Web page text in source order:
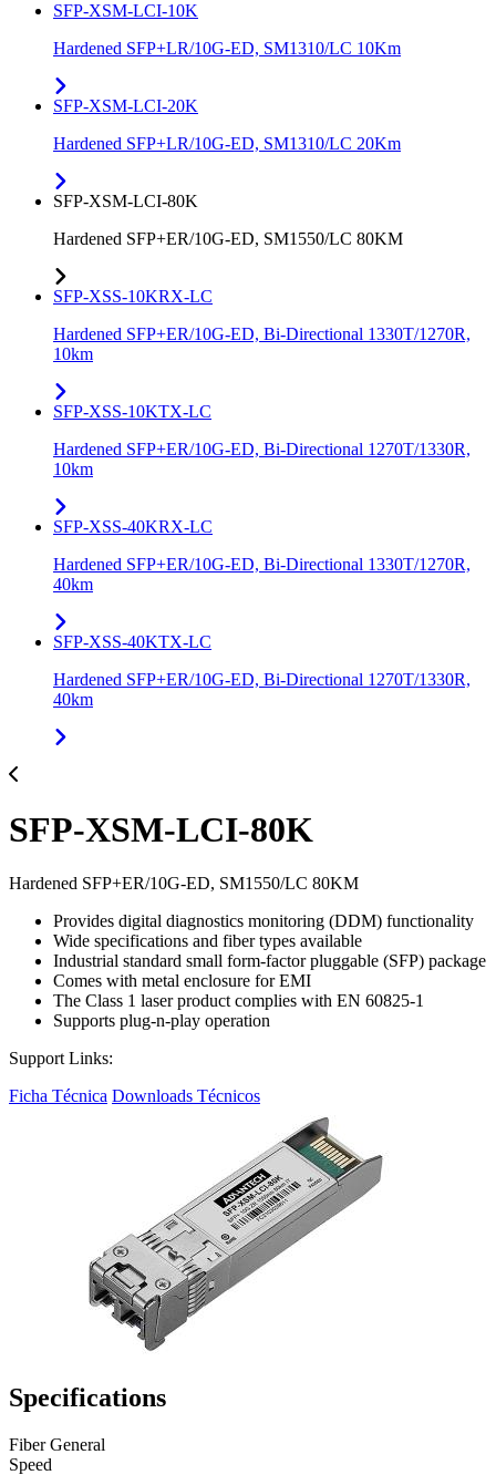
SFP-XSM-LCI-10K
Hardened SFP+LR/10G-ED, SM1310/LC 10Km
SFP-XSM-LCI-20K
Hardened SFP+LR/10G-ED, SM1310/LC 20Km
SFP-XSM-LCI-80K
Hardened SFP+ER/10G-ED, SM1550/LC 80KM
SFP-XSS-10KRX-LC
Hardened SFP+ER/10G-ED, Bi-Directional 1330T/1270R,
10km
SFP-XSS-10KTX-LC
Hardened SFP+ER/10G-ED, Bi-Directional 1270T/1330R,
10km
SFP-XSS-40KRX-LC
Hardened SFP+ER/10G-ED, Bi-Directional 1330T/1270R,
40km
SFP-XSS-40KTX-LC
Hardened SFP+ER/10G-ED, Bi-Directional 1270T/1330R,
40km
SFP-XSM-LCI-80K
Hardened SFP+ER/10G-ED, SM1550/LC 80KM
Provides digital diagnostics monitoring (DDM) functionality
Wide specifications and fiber types available
Industrial standard small form-factor pluggable (SFP) package
Comes with metal enclosure for EMI
The Class 1 laser product complies with EN 60825-1
Supports plug-n-play operation
Support Links:
Ficha Técnica Downloads Técnicos
Specifications
Fiber General
Speed